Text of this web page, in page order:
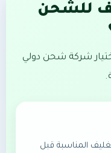
للشحن
شركة شحن دولي
المناسبة قبل